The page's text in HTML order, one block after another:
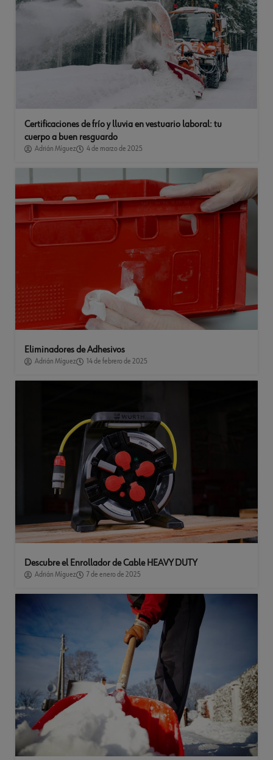
Certificaciones de frío y lluvia en vestuario laboral: tu
cuerpo a buen resguardo
Adrián Míguez 4 de marzo de 2025
Eliminadores de Adhesivos
Adrián Míguez 14 de febrero de 2025
Descubre el Enrollador de Cable HEAVY DUTY
Adrián Míguez 7 de enero de 2025